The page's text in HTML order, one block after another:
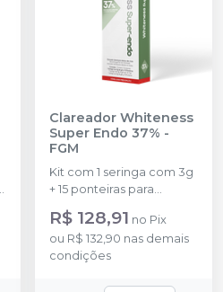
Clareador Whiteness
Super Endo 37% -
FGM
Kit com 1 seringa com 3g
+ 15 ponteiras para
R$ 128,91 no Pix
ou R$ 132,90 nas demais
condições